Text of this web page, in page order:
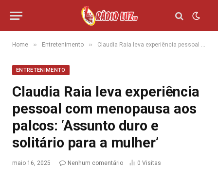
Home » Entretenimento » Claudia Raia leva experiência pessoal com menopausa aos palcos: ‘Assunto duro e solitário para a mulher’
ENTRETENIMENTO
Claudia Raia leva experiência
pessoal com menopausa aos
palcos: ‘Assunto duro e
solitário para a mulher’
maio 16, 2025 Nenhum comentário 0 Visitas